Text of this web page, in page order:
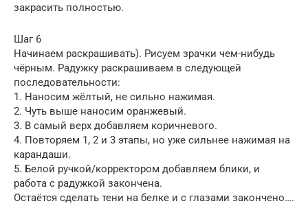
закрасить полностью.
Шаг 6
Начинаем раскрашивать). Рисуем зрачки чем-нибудь
чёрным. Радужку раскрашиваем в следующей
последовательности:
1. Наносим жёлтый, не сильно нажимая.
2. Чуть выше наносим оранжевый.
3. В самый верх добавляем коричневого.
4. Повторяем 1, 2 и 3 этапы, но уже сильнее нажимая на
карандаши.
5. Белой ручкой/корректором добавляем блики, и
работа с радужкой закончена.
Остаётся сделать тени на белке и с глазами закончено….